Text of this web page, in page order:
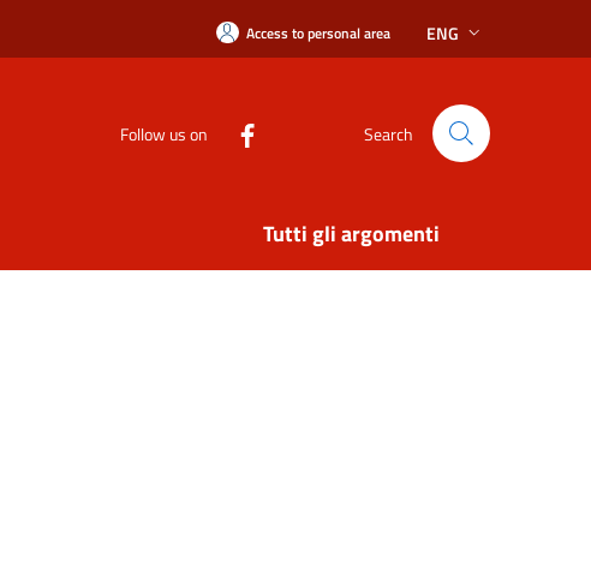
Access to personal area ENG
Follow us on Search
Tutti gli argomenti